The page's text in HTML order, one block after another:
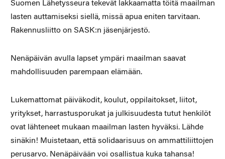
Suomen Lähetysseura tekevät lakkaamatta töitä maailman
lasten auttamiseksi siellä, missä apua eniten tarvitaan.
Rakennusliitto on SASK:n jäsenjärjestö.
Nenäpäivän avulla lapset ympäri maailman saavat
mahdollisuuden parempaan elämään.
Lukemattomat päiväkodit, koulut, oppilaitokset, liitot,
yritykset, harrastusporukat ja julkisuudesta tutut henkilöt
ovat lähteneet mukaan maailman lasten hyväksi. Lähde
sinäkin! Muistetaan, että solidaarisuus on ammattiliittojen
perusarvo. Nenäpäivään voi osallistua kuka tahansa!